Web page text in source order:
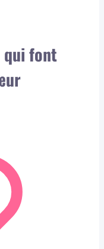
qui font